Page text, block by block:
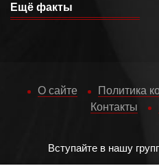
Ещё факты
О сайте
Политика
Контакты
Вступайте в нашу